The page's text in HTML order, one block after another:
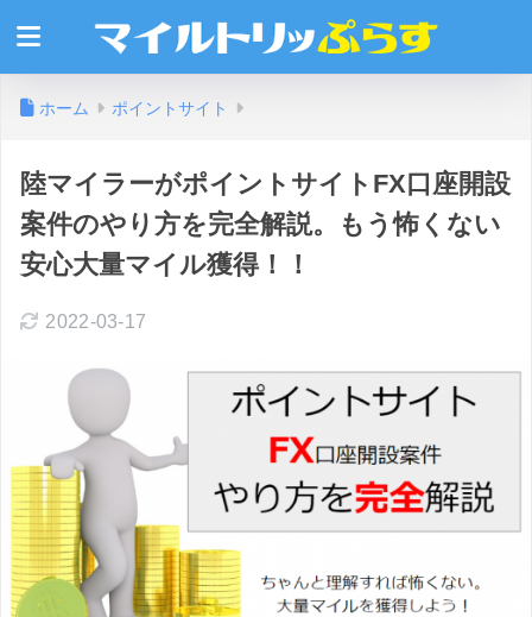
ホーム ポイントサイト
陸マイラーがポイントサイトFX口座開設
案件のやり方を完全解説。もう怖くない
安心大量マイル獲得！！
2022-03-17